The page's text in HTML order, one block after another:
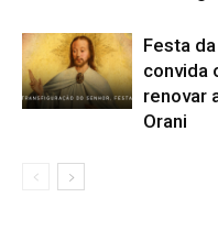
Festa
convida
renovar
Orani